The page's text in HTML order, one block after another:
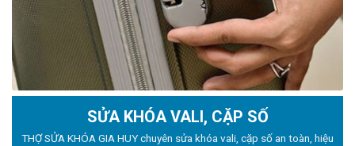
SỬA KHÓA VALI, CẶP SỐ
THỢ SỬA KHÓA GIA HUY chuyên sửa khóa vali, cặp số an toàn, hiệu